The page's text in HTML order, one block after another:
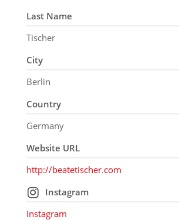
Last Name
Tischer
City
Berlin
Country
Germany
Website URL
http://beatetischer.com
Instagram
Instagram